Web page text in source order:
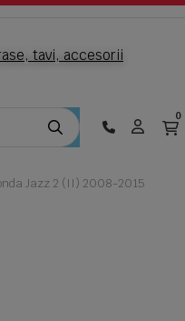
tavi, accesorii
0
Jazz 2 (II) 2008-2015